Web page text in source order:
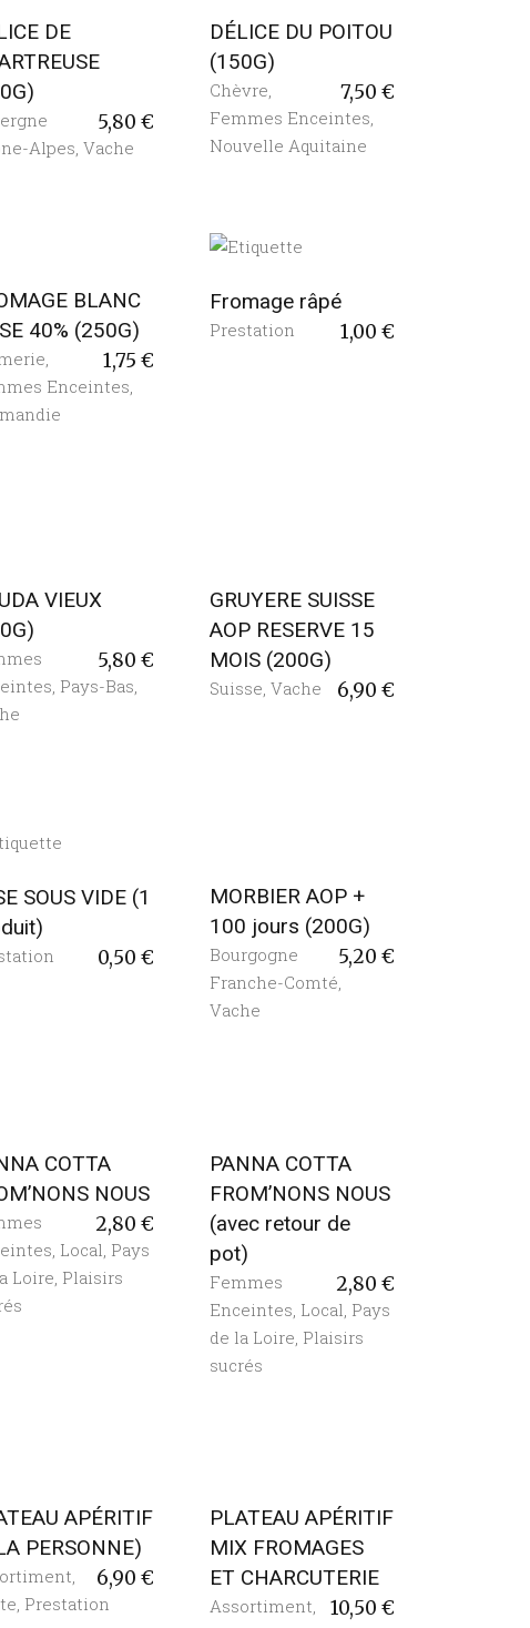
DE
5,80€
Alpes ,Vache
DÉLICE DU POITOU
(150G)
7,50 €
Chèvre
Femmes Enceintes
Nouvelle Aquitaine
BLANC
40% (250G)
1,75€
,
Enceintes,
Fromage râpé
1,00 €
Prestation
VIEUX
5,80€
Pays-Bas
GRUYERE SUISSE
AOP RESERVE 15
MOIS (200G)
6,90 €
Suisse ,Vache
SOUS VIDE (1
0,50€
MORBIER AOP +
100 jours (200G)
5,20 €
Bourgogne
Franche-Comté,
Vache
COTTA
NOUS
2,80€
Local Pays
Loire Plaisirs
PANNA COTTA
FROM’NONS NOUS
(avec retour de
pot)
2,80 €
Femmes
Enceintes Local Pays
de la Loire Plaisirs
sucrés
APÉRITIF
PERSONNE)
6,90€
,
, Prestation
PLATEAU APÉRITIF
MIX FROMAGES
ET CHARCUTERIE
10,50 €
Assortiment,